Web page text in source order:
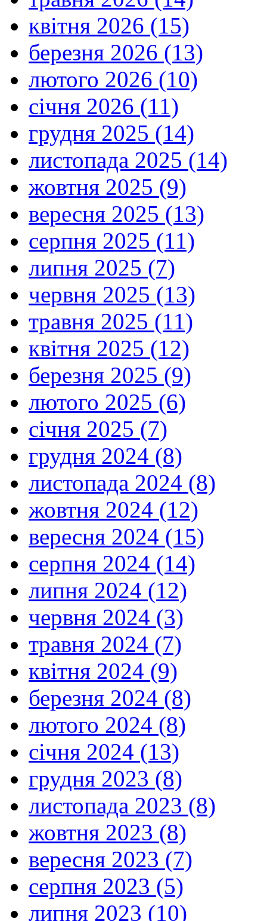
квітня 2026 (15)
березня 2026 (13)
лютого 2026 (10)
січня 2026 (11)
грудня 2025 (14)
листопада 2025 (14)
жовтня 2025 (9)
вересня 2025 (13)
серпня 2025 (11)
липня 2025 (7)
червня 2025 (13)
травня 2025 (11)
квітня 2025 (12)
березня 2025 (9)
лютого 2025 (6)
січня 2025 (7)
грудня 2024 (8)
листопада 2024 (8)
жовтня 2024 (12)
вересня 2024 (15)
серпня 2024 (14)
липня 2024 (12)
червня 2024 (3)
травня 2024 (7)
квітня 2024 (9)
березня 2024 (8)
лютого 2024 (8)
січня 2024 (13)
грудня 2023 (8)
листопада 2023 (8)
жовтня 2023 (8)
вересня 2023 (7)
серпня 2023 (5)
липня 2023 (10)